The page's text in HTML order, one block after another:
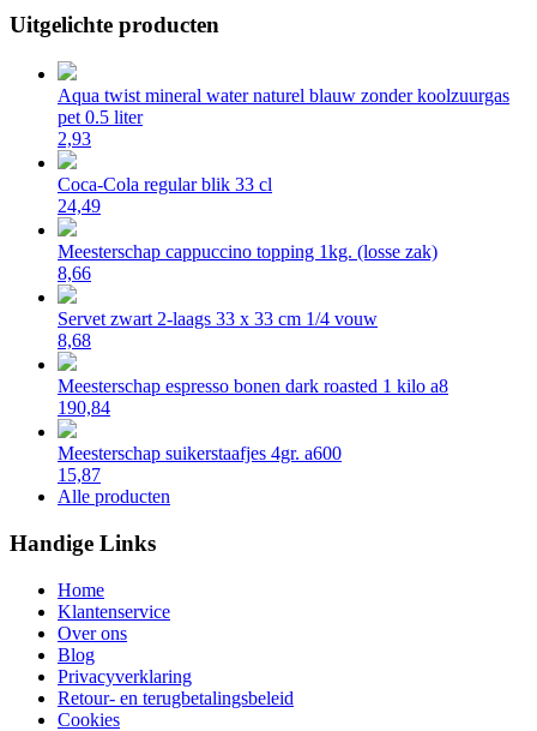
Uitgelichte producten
Aqua twist mineral water naturel blauw zonder koolzuurgas
pet 0.5 liter
2,93
Coca-Cola regular blik 33 cl
24,49
Meesterschap cappuccino topping 1kg. (losse zak)
8,66
Servet zwart 2-laags 33 x 33 cm 1/4 vouw
8,68
Meesterschap espresso bonen dark roasted 1 kilo a8
190,84
Meesterschap suikerstaafjes 4gr. a600
15,87
Alle producten
Handige Links
Home
Klantenservice
Over ons
Blog
Privacyverklaring
Retour- en terugbetalingsbeleid
Cookies